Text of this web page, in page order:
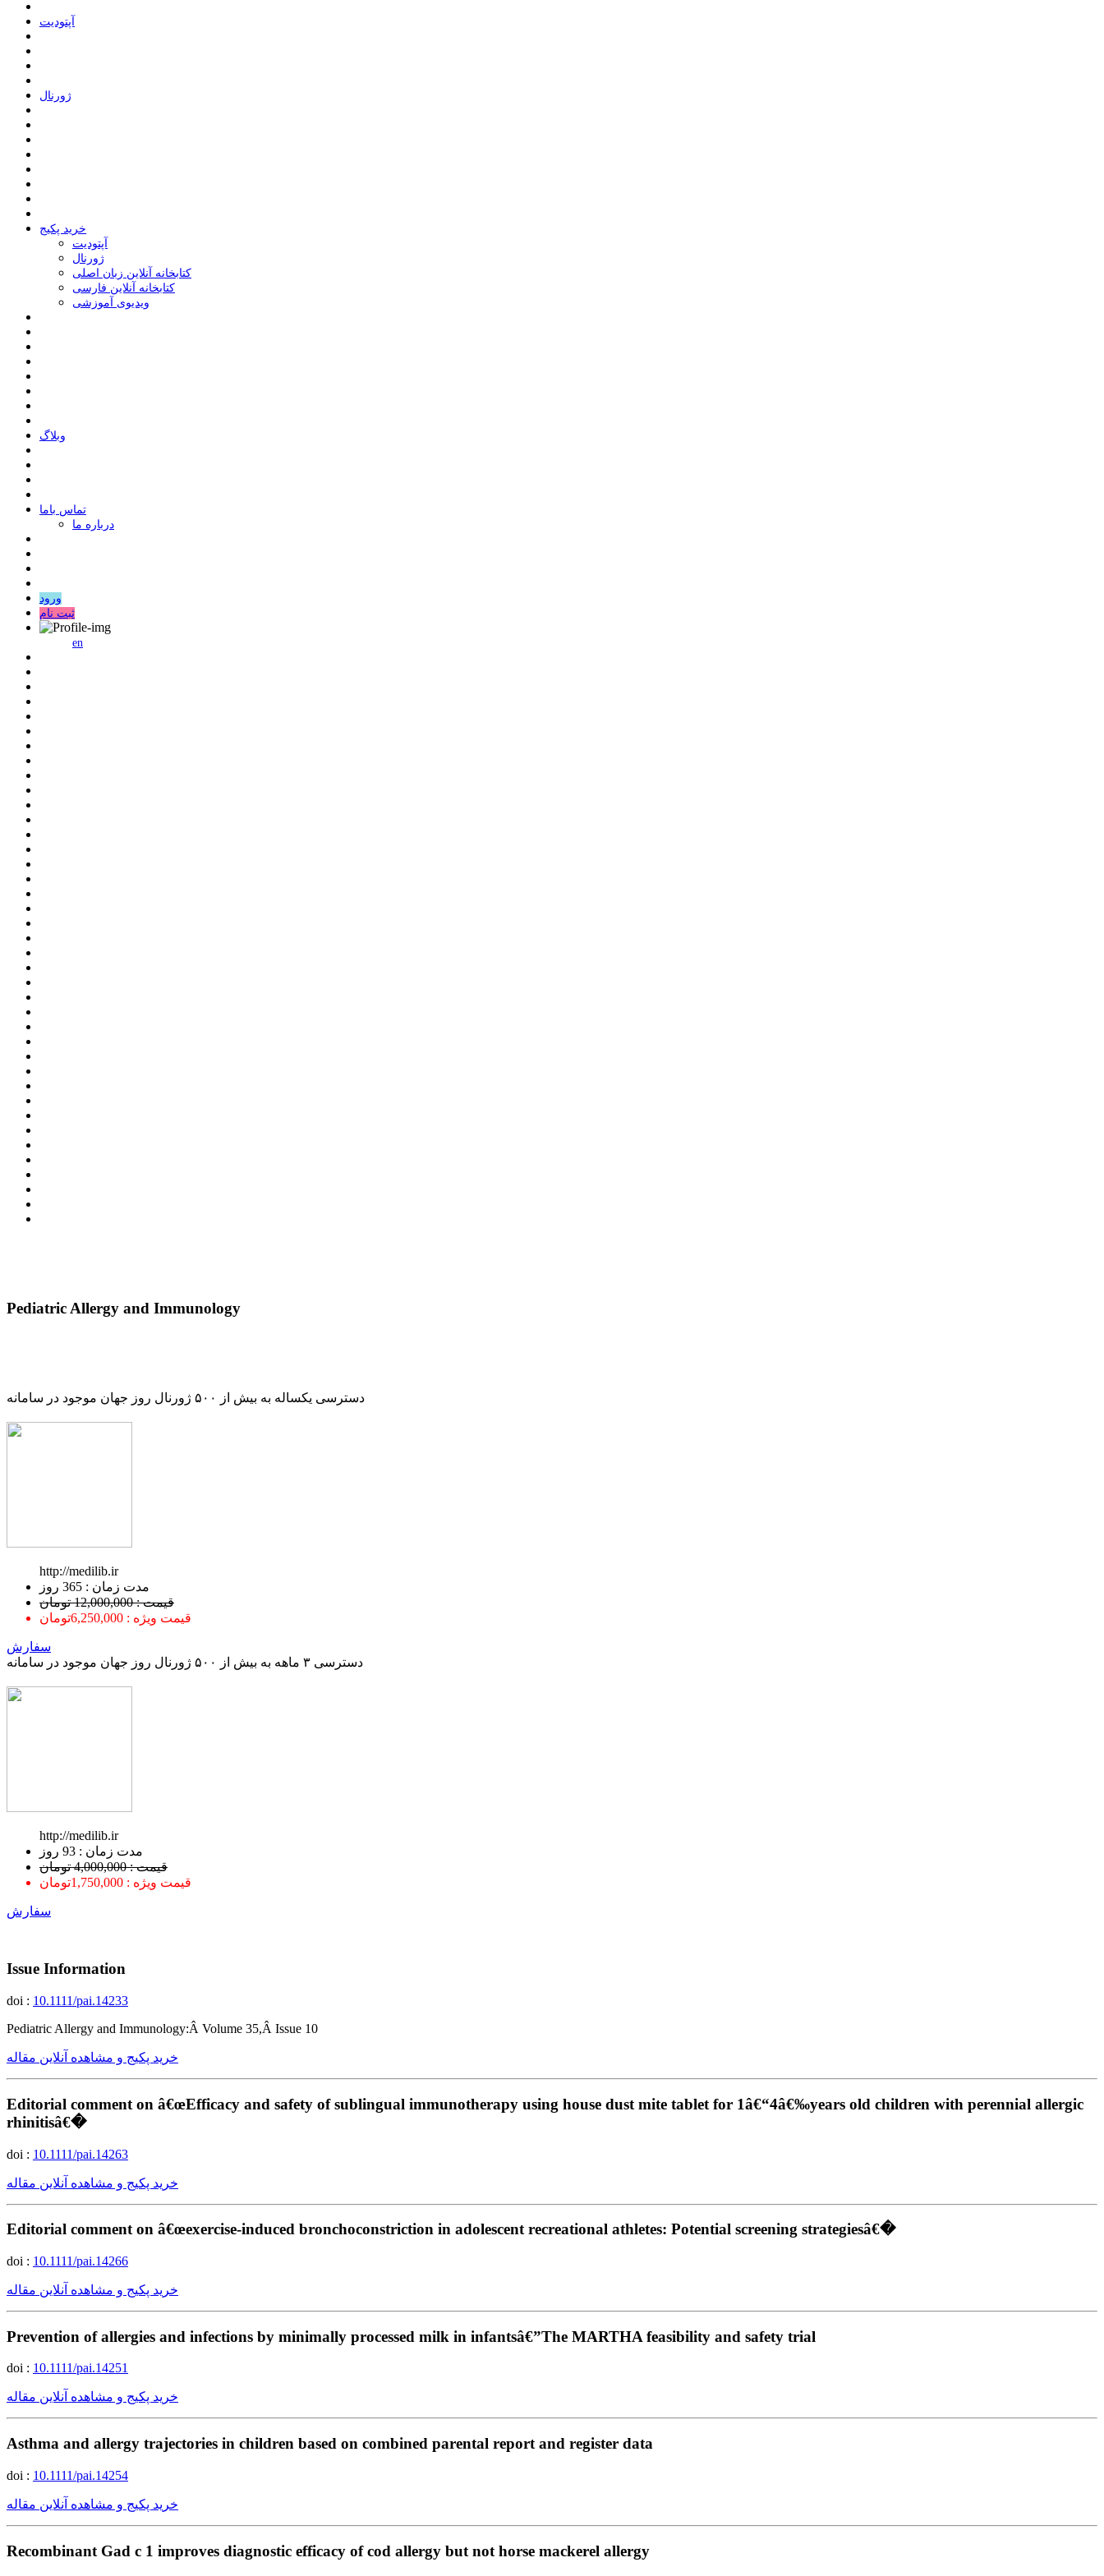
ﺁﭘﺘﻮﺩﯾﺖ
ﮊﻭﺭﻧﺎﻝ
خرید پکیج
ﺁﭘﺘﻮﺩﯾﺖ
ﮊﻭﺭﻧﺎﻝ
کتابخانه آنلاین زبان اصلی
کتابخانه آنلاین فارسی
ویدیوی آموزشی
وبلاگ
ﺗﻤﺎﺱ ﺑﺎﻣﺎ
درباره ما
ورود
ثبت نام
en
Pediatric Allergy and Immunology
دسترسی یکساله به بیش از ۵۰۰ ژورنال روز جهان موجود در سامانه
http://medilib.ir
ﻣﺪﺕ ﺯﻣﺎﻥ : 365 ﺭﻭﺯ
قیمت : 12,000,000 تومان
قیمت ویژه : 6,250,000تومان
سفارش
دسترسی ۳ ماهه به بیش از ۵۰۰ ژورنال روز جهان موجود در سامانه
http://medilib.ir
ﻣﺪﺕ ﺯﻣﺎﻥ : 93 ﺭﻭﺯ
قیمت : 4,000,000 تومان
قیمت ویژه : 1,750,000تومان
سفارش
Issue Information
doi : 10.1111/pai.14233
Pediatric Allergy and Immunology:Â Volume 35,Â Issue 10
خرید پکیج و مشاهده آنلاین مقاله
Editorial comment on â€œEfficacy and safety of sublingual immunotherapy using house dust mite tablet for 1â€“4â€‰years old children with perennial allergic
rhinitisâ€�
doi : 10.1111/pai.14263
خرید پکیج و مشاهده آنلاین مقاله
Editorial comment on â€œexercise-induced bronchoconstriction in adolescent recreational athletes: Potential screening strategiesâ€�
doi : 10.1111/pai.14266
خرید پکیج و مشاهده آنلاین مقاله
Prevention of allergies and infections by minimally processed milk in infantsâ€”The MARTHA feasibility and safety trial
doi : 10.1111/pai.14251
خرید پکیج و مشاهده آنلاین مقاله
Asthma and allergy trajectories in children based on combined parental report and register data
doi : 10.1111/pai.14254
خرید پکیج و مشاهده آنلاین مقاله
Recombinant Gad c 1 improves diagnostic efficacy of cod allergy but not horse mackerel allergy